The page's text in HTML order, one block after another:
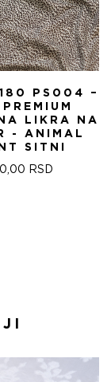
PS004 –
LIKRA NA
- ANIMAL
SITNI
RSD